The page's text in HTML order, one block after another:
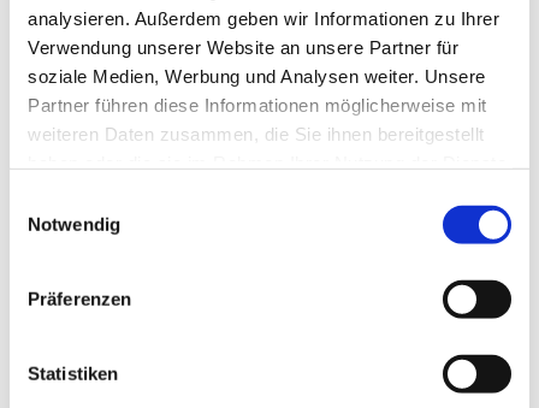
analysieren. Außerdem geben wir Informationen zu Ihrer
Verwendung unserer Website an unsere Partner für
soziale Medien, Werbung und Analysen weiter. Unsere
Partner führen diese Informationen möglicherweise mit
weiteren Daten zusammen, die Sie ihnen bereitgestellt
Notwendig
Präferenzen
Statistiken
eine spannende und detaillierte Erkundungstour.
Gleichzeitig lernen die Kinder und ihre Eltern die
Kräuter- und Heilpflanzen in der Umgebung kennen
und wie man einige von ihnen für Erste-Hilfe
Mit gemeinsamem Picknick, Natur- und Lernspielen
sowie mit einem abschließenden Wissens-Quiz über
abwechslungsreich und spielerisch gestaltet.